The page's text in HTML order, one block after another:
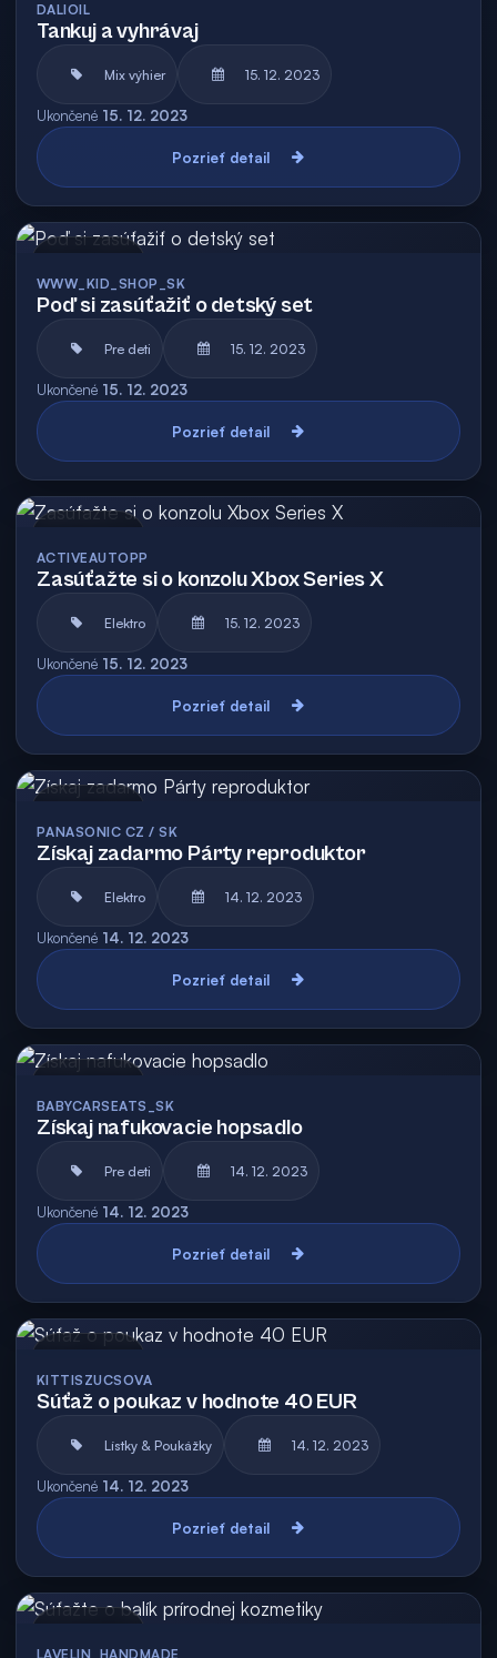
DALIOIL
Tankuj a vyhrávaj
Mix výhier 15. 12. 2023
Ukončené 15. 12. 2023
Pozrieť detail
WWW_KID_SHOP_SK
Poď si zasúťažiť o detský set
Pre deti 15. 12. 2023
Ukončené 15. 12. 2023
Pozrieť detail
ACTIVEAUTOPP
Zasúťažte si o konzolu Xbox Series X
Elektro 15. 12. 2023
Ukončené 15. 12. 2023
Pozrieť detail
PANASONIC CZ / SK
Získaj zadarmo Párty reproduktor
Elektro 14. 12. 2023
Ukončené 14. 12. 2023
Pozrieť detail
BABYCARSEATS_SK
Získaj nafukovacie hopsadlo
Pre deti 14. 12. 2023
Ukončené 14. 12. 2023
Pozrieť detail
KITTISZUCSOVA
Súťaž o poukaz v hodnote 40 EUR
Lístky & Poukážky 14. 12. 2023
Ukončené 14. 12. 2023
Pozrieť detail
LAVELIN_HANDMADE